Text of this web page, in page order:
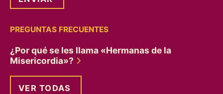
PREGUNTAS FRECUENTES
¿Por qué se les llama «Hermanas de la
Misericordia»?
VER TODAS